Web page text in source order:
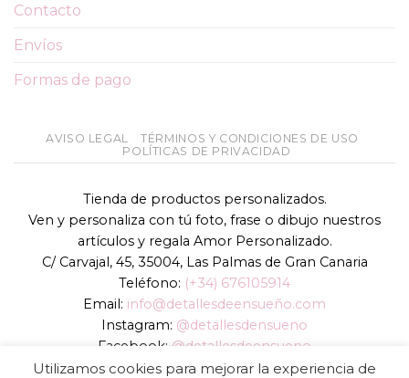
Contacto
Envíos
Formas de pago
AVISO LEGAL
TÉRMINOS Y CONDICIONES DE USO
POLÍTICAS DE PRIVACIDAD
Tienda de productos personalizados.
Ven y personaliza con tú foto, frase o dibujo nuestros
artículos y regala Amor Personalizado.
C/ Carvajal, 45, 35004, Las Palmas de Gran Canaria
Teléfono: (+34) 676105914
Email: info@detallesdeensueño.com
Instagram: @detallesdensueno
Facebook: @detallesdeensueno
TikTok: @detallesdensueno
Utilizamos cookies para mejorar la experiencia de